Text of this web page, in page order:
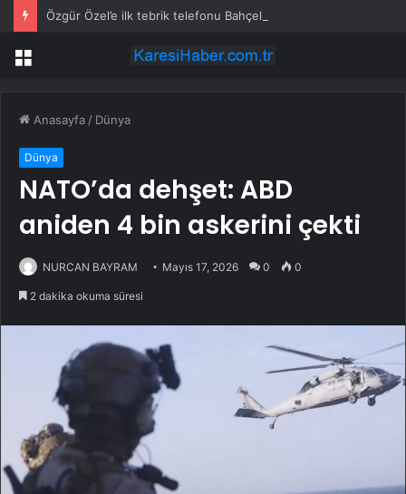
Özgür Özel’e ilk tebrik telefonu Bahçeli’den
Menü
Anasayfa / Dünya
Dünya
NATO’da dehşet: ABD
aniden 4 bin askerini çekti
NURCAN BAYRAM Mayıs 17, 2026 0 0
2 dakika okuma süresi